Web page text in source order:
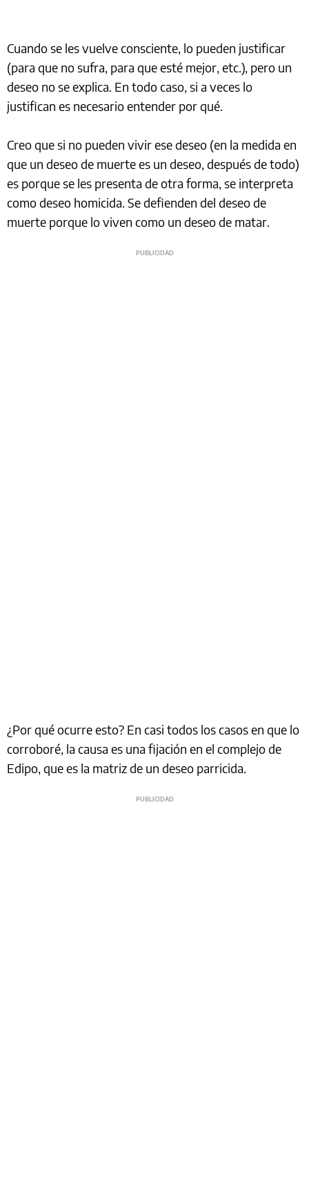
Cuando se les vuelve consciente, lo pueden justificar
(para que no sufra, para que esté mejor, etc.), pero un
deseo no se explica. En todo caso, si a veces lo
justifican es necesario entender por qué.
Creo que si no pueden vivir ese deseo (en la medida en
que un deseo de muerte es un deseo, después de todo)
es porque se les presenta de otra forma, se interpreta
como deseo homicida. Se defienden del deseo de
muerte porque lo viven como un deseo de matar.
¿Por qué ocurre esto? En casi todos los casos en que lo
corroboré, la causa es una fijación en el complejo de
Edipo, que es la matriz de un deseo parricida.